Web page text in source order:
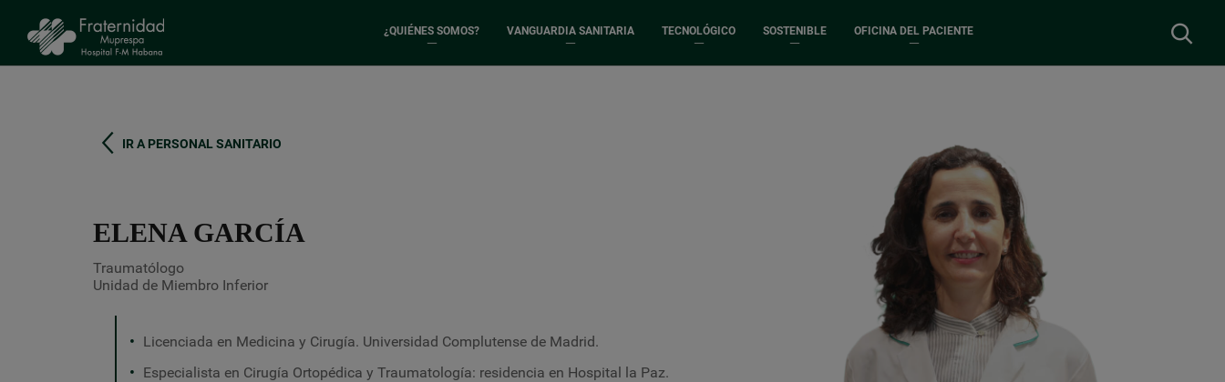
¿QUIÉNES SOMOS? VANGUARDIA SANITARIA TECNOLÓGICO SOSTENIBLE OFICINA DEL PACIENTE Buscar
IR A PERSONAL SANITARIO
ELENA GARCÍA
Traumatólogo
Unidad de Miembro Inferior
Licenciada en Medicina y Cirugía. Universidad Complutense de Madrid.
Especialista en Cirugía Ortopédica y Traumatología: residencia en Hospital la Paz.